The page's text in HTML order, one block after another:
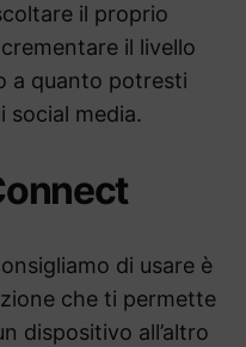
il proprio
il livello
a quanto potresti
social media.
di usare è
che ti permette
dispositivo all’altro